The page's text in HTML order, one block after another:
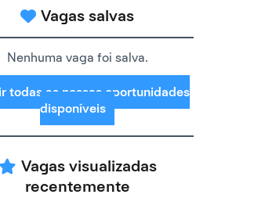
Vagas salvas
Nenhuma vaga foi salva.
todas as nossas oportunidades
disponíveis
Vagas visualizadas
recentemente